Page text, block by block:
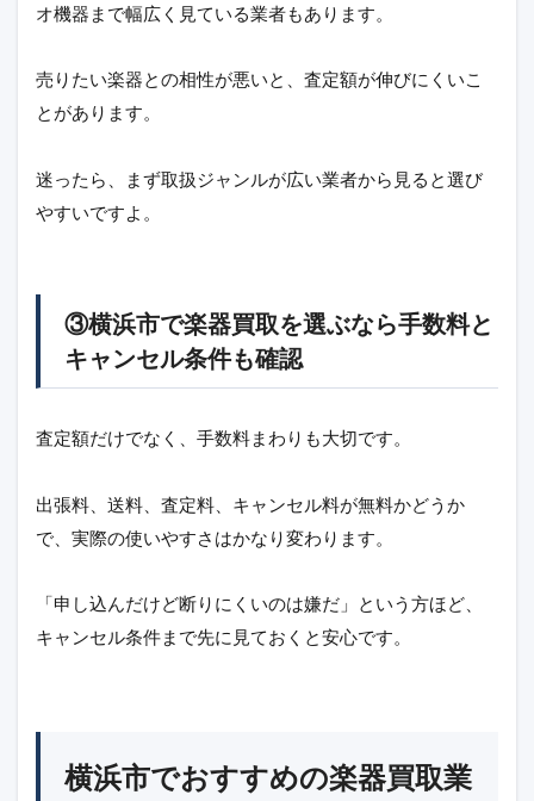
オ機器まで幅広く見ている業者もあります。
売りたい楽器との相性が悪いと、査定額が伸びにくいこ
とがあります。
迷ったら、まず取扱ジャンルが広い業者から見ると選び
やすいですよ。
③横浜市で楽器買取を選ぶなら手数料と
キャンセル条件も確認
査定額だけでなく、手数料まわりも大切です。
出張料、送料、査定料、キャンセル料が無料かどうか
で、実際の使いやすさはかなり変わります。
「申し込んだけど断りにくいのは嫌だ」という方ほど、
キャンセル条件まで先に見ておくと安心です。
横浜市でおすすめの楽器買取業